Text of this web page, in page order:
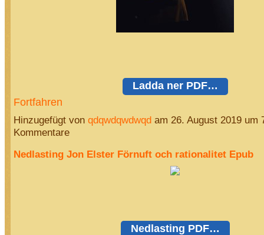
Ladda ner PDF…
Fortfahren
Hinzugefügt von qdqwdqwdwqdam 26. August 2019 um
Kommentare
Nedlasting Jon Elster Förnuft och rationalitet Epub
Nedlasting PDF…